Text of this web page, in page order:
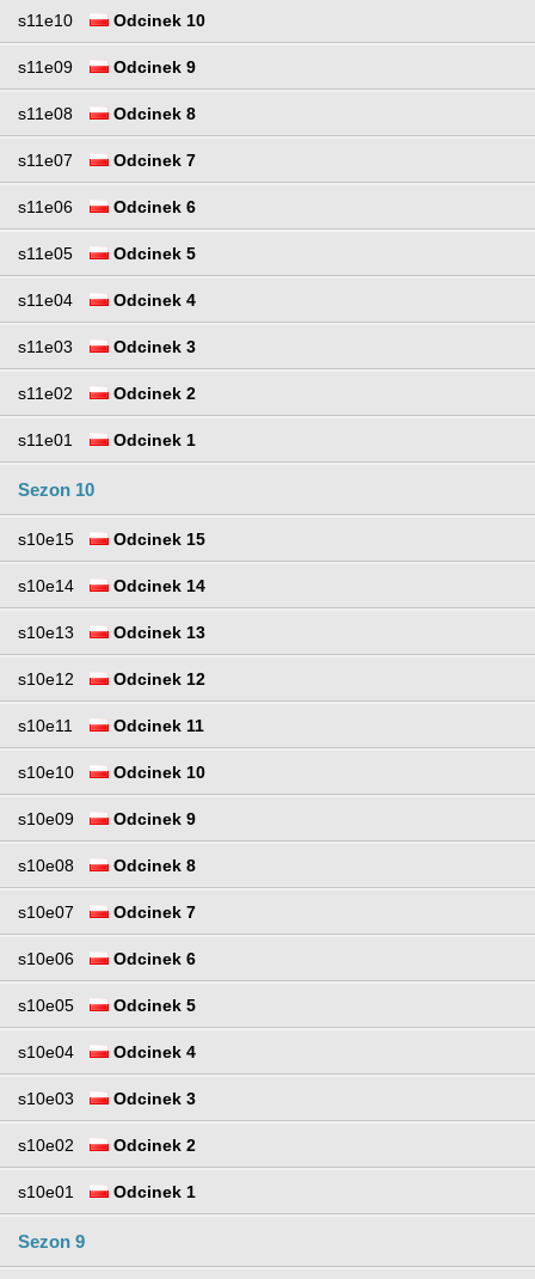
s11e10 Odcinek 10
s11e09 Odcinek 9
s11e08 Odcinek 8
s11e07 Odcinek 7
s11e06 Odcinek 6
s11e05 Odcinek 5
s11e04 Odcinek 4
s11e03 Odcinek 3
s11e02 Odcinek 2
s11e01 Odcinek 1
Sezon 10
s10e15 Odcinek 15
s10e14 Odcinek 14
s10e13 Odcinek 13
s10e12 Odcinek 12
s10e11 Odcinek 11
s10e10 Odcinek 10
s10e09 Odcinek 9
s10e08 Odcinek 8
s10e07 Odcinek 7
s10e06 Odcinek 6
s10e05 Odcinek 5
s10e04 Odcinek 4
s10e03 Odcinek 3
s10e02 Odcinek 2
s10e01 Odcinek 1
Sezon 9